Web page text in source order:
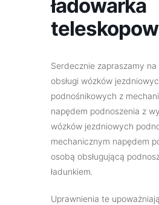
ładowarka
Serdecznie zapraszamy na
obsługi wózków
podnośnikowych z
napędem podnoszenia z
wózków jezdniowych
mechanicznym napędem
osobą obsługującą
ładunkiem.
Uprawnienia te